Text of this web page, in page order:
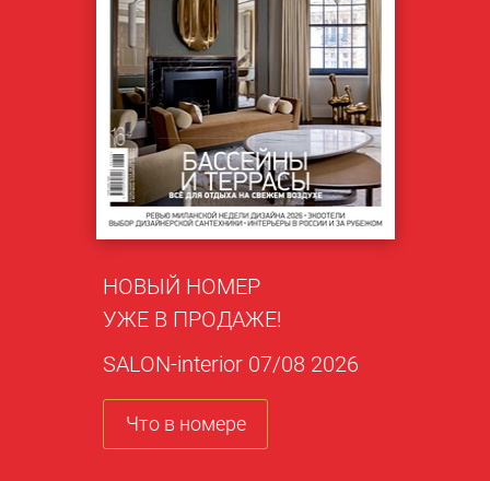
НОВЫЙ НОМЕР
УЖЕ В ПРОДАЖЕ!
SALON-interior 07/08 2026
Что в номере